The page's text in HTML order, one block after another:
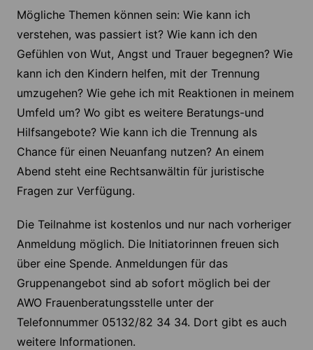
Mögliche Themen können sein: Wie kann ich
verstehen, was passiert ist? Wie kann ich den
Gefühlen von Wut, Angst und Trauer begegnen? Wie
kann ich den Kindern helfen, mit der Trennung
umzugehen? Wie gehe ich mit Reaktionen in meinem
Umfeld um? Wo gibt es weitere Beratungs-und
Hilfsangebote? Wie kann ich die Trennung als
Chance für einen Neuanfang nutzen? An einem
Abend steht eine Rechtsanwältin für juristische
Fragen zur Verfügung.
Die Teilnahme ist kostenlos und nur nach vorheriger
Anmeldung möglich. Die Initiatorinnen freuen sich
über eine Spende. Anmeldungen für das
Gruppenangebot sind ab sofort möglich bei der
AWO Frauenberatungsstelle unter der
Telefonnummer 05132/82 34 34. Dort gibt es auch
weitere Informationen.